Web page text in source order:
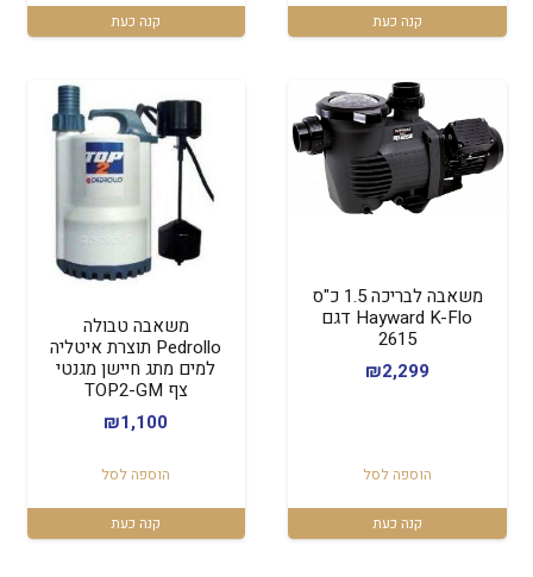
קנה כעת קנה כעת
משאבה לבריכה 1.5 כ"ס
Hayward K-Flo דגם
2615
₪2,299
הוספה לסל
קנה כעת
משאבה טבולה
Pedrollo תוצרת איטליה
למים מתג חיישן מגנטי
צף TOP2-GM
₪1,100
הוספה לסל
קנה כעת